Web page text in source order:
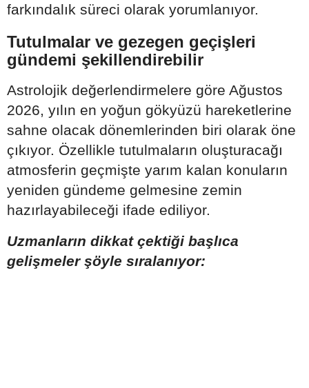
farkındalık süreci olarak yorumlanıyor.
Tutulmalar ve gezegen geçişleri
gündemi şekillendirebilir
Astrolojik değerlendirmelere göre Ağustos
2026, yılın en yoğun gökyüzü hareketlerine
sahne olacak dönemlerinden biri olarak öne
çıkıyor. Özellikle tutulmaların oluşturacağı
atmosferin geçmişte yarım kalan konuların
yeniden gündeme gelmesine zemin
hazırlayabileceği ifade ediliyor.
Uzmanların dikkat çektiği başlıca
gelişmeler şöyle sıralanıyor: